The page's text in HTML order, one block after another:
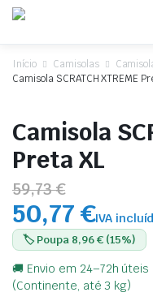
Início Camisolas
Camisola SCRATCH XTREME
Camisola
Preta XL
59,73 €
50,77 €IVA
🏷️ Poupa 8,96 € (15%)
🚚 Envio em 24–72h
(Continente, até 3 kg)